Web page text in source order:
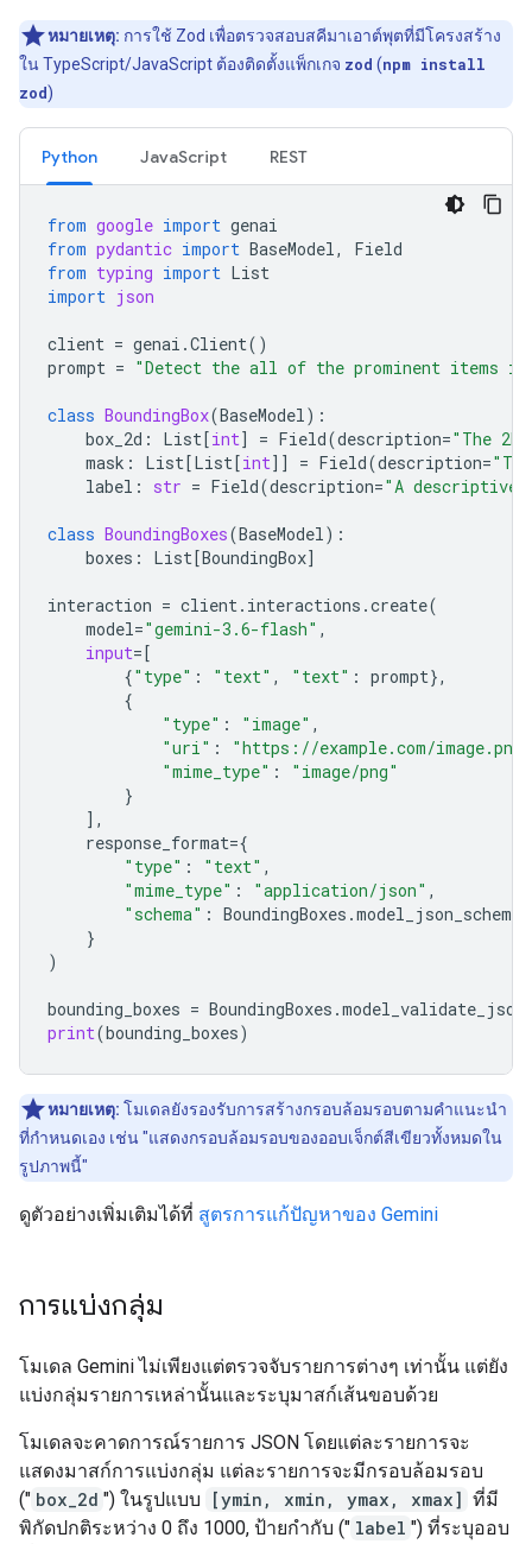
หมายเหตุ: การใช้ Zod เพื่อตรวจสอบสคีมาเอาต์พุตที่มีโครงสร้าง
ใน TypeScript/JavaScript ต้องติดตั้งแพ็กเกจ zod (npm install
zod)
Python JavaScript REST
from google import genai
from pydantic import BaseModel,
Field
from typing import List
import json
client = genai .Client()
prompt = "Detect the all of the prominent items in
class BoundingBox(BaseModel):
box_2d : List[int] = Field(description="The
mask : List[List[int]] = Field(description=
label : str = Field(description="A
class BoundingBoxes(BaseModel):
boxes : List[BoundingBox]
interaction = client. interactions .create(
model="gemini-3.6-flash" ,
input=[
{"type" : "text" , "text" : prompt},
{
"type" : "image" ,
"uri" :
"https://example.com/image.png"
"mime_type" :
"image/png"
}
],
response_format={
"type" : "text" ,
"mime_type" : "application/json" ,
"schema" : BoundingBoxes .model_json_schema
}
)
bounding_boxes = BoundingBoxes .model_validate_json
print(bounding_boxes)
หมายเหตุ: โมเดลยังรองรับการสร้างกรอบล้อมรอบตามคำแนะนำ
ที่กำหนดเอง เช่น "แสดงกรอบล้อมรอบของออบเจ็กต์สีเขียวทั้งหมดใน
รูปภาพนี้"
ดูตัวอย่างเพิ่มเติมได้ที่ สูตรการแก้ปัญหาของ Gemini
การแบ่งกลุ่ม
โมเดล Gemini ไม่เพียงแต่ตรวจจับรายการต่างๆ เท่านั้น แต่ยัง
แบ่งกลุ่มรายการเหล่านั้นและระบุมาสก์เส้นขอบด้วย
โมเดลจะคาดการณ์รายการ JSON โดยแต่ละรายการจะ
แสดงมาสก์การแบ่งกลุ่ม แต่ละรายการจะมีกรอบล้อมรอบ
(" box_2d ") ในรูปแบบ [ymin, xmin, ymax, xmax] ที่มี
พิกัดปกติระหว่าง 0 ถึง 1000, ป้ายกำกับ (" label ") ที่ระบุออบ